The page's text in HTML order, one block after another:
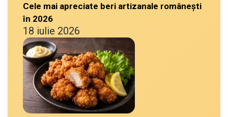
Cele mai apreciate beri artizanale românești
în 2026
18 iulie 2026